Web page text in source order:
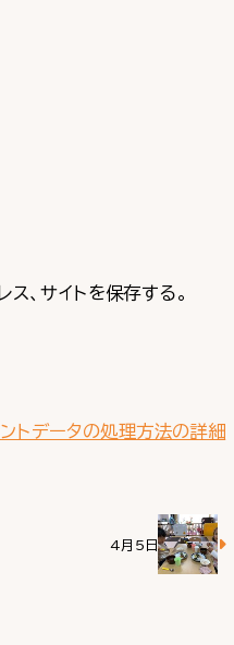
、サイトを保存する。
トデータの処理方法の詳細
4月5日